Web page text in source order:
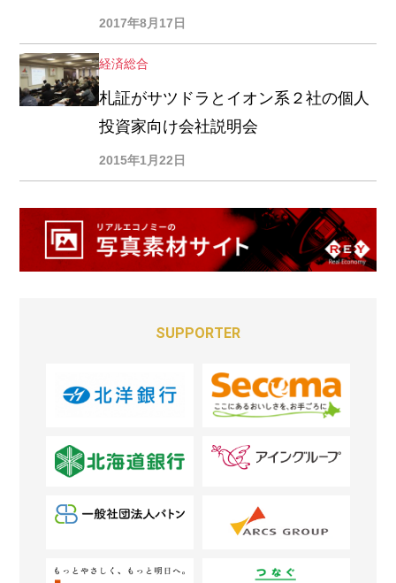
2017年8月17日
経済総合
札証がサツドラとイオン系２社の個人
投資家向け会社説明会
2015年1月22日
SUPPORTER